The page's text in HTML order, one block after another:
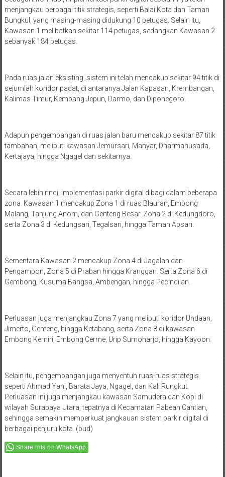
menjangkau berbagai titik strategis, seperti Balai Kota dan Taman
Bungkul, yang masing-masing didukung 10 petugas. Selain itu,
Kawasan 1 melibatkan sekitar 114 petugas, sedangkan Kawasan 2
sebanyak 184 petugas.
Pada ruas jalan eksisting, sistem ini telah mencakup sekitar 94 titik di
sejumlah koridor padat, di antaranya Jalan Kapasan, Krembangan,
Kalimas Timur, Kembang Jepun, Darmo, dan Diponegoro.
Adapun pengembangan di ruas jalan baru mencakup sekitar 87 titik
tambahan, meliputi kawasan Jemursari, Manyar, Dharmahusada,
Kertajaya, hingga Ngagel dan sekitarnya.
Secara lebih rinci, implementasi parkir digital dibagi dalam beberapa
zona. Kawasan 1 mencakup Zona 1 di ruas Blauran, Embong
Malang, Tanjung Anom, dan Genteng Besar. Zona 2 di Kedungdoro,
serta Zona 3 di Kedungsari, Tegalsari, hingga Taman Apsari.
Sementara Kawasan 2 mencakup Zona 4 di Jagalan dan
Pengampon, Zona 5 di Praban hingga Kranggan. Serta Zona 6 di
Gembong, Kusuma Bangsa, Ambengan, hingga Pecindilan.
Perluasan juga menjangkau Zona 7 yang meliputi koridor Undaan,
Jimerto, Genteng, hingga Ketabang, serta Zona 8 di kawasan
Embong Kemiri, Embong Cerme, Urip Sumoharjo, hingga Kayoon.
Selain itu, pengembangan juga menyentuh ruas-ruas strategis
seperti Ahmad Yani, Barata Jaya, Ngagel, dan Kali Rungkut.
Perluasan ini juga menjangkau kawasan Samudera dan Kopi di
wilayah Surabaya Utara, tepatnya di Kecamatan Pabean Cantian,
sehingga semakin memperkuat jangkauan sistem parkir digital di
berbagai penjuru kota. (bud)
Share this on WhatsApp